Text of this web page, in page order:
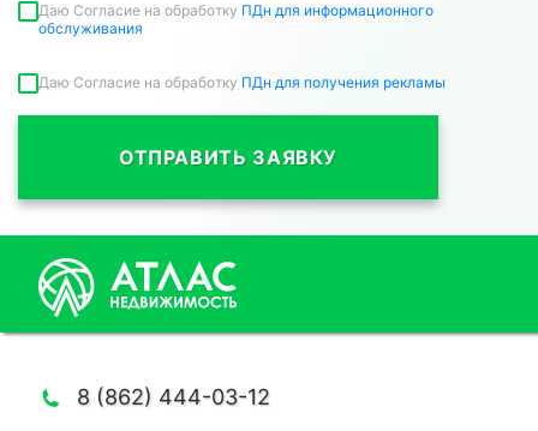
Даю Согласие на обработку ПДн для информационного
обслуживания
Даю Согласие на обработку ПДн для получения рекламы
ОТПРАВИТЬ ЗАЯВКУ
8 (862) 444-03-12